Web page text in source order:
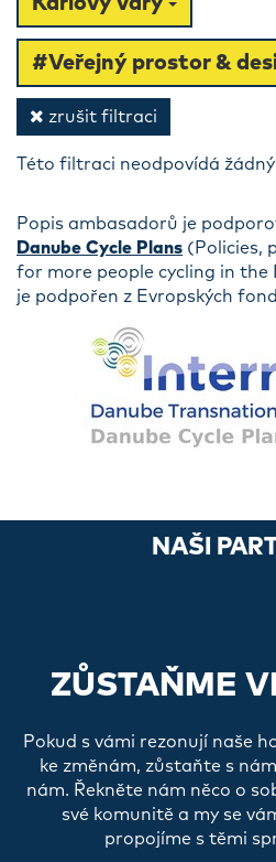
#Veřejný prostor &
zrušit filtraci
Této filtraci neodpovídá
Popis ambasadorů je
Danube Cycle Plans (Policies,
for more people cycling in the
je podpořen z Evropských
NAŠI
ZŮSTAŇME
Pokud s vámi rezonují naše
ke změnám, zůstaňte s
nám. Řekněte nám něco o
své komunitě a my se
propojíme s těmi